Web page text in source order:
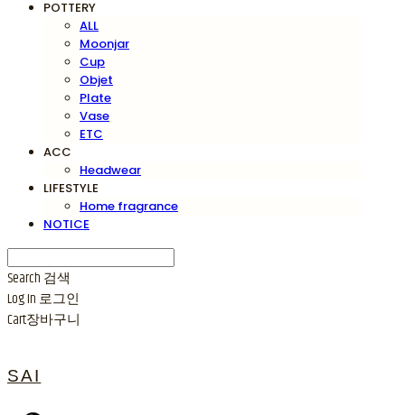
POTTERY
ALL
Moonjar
Cup
Objet
Plate
Vase
ETC
ACC
Headwear
LIFESTYLE
Home fragrance
NOTICE
Search 검색
Log In 로그인
Cart장바구니
SAI